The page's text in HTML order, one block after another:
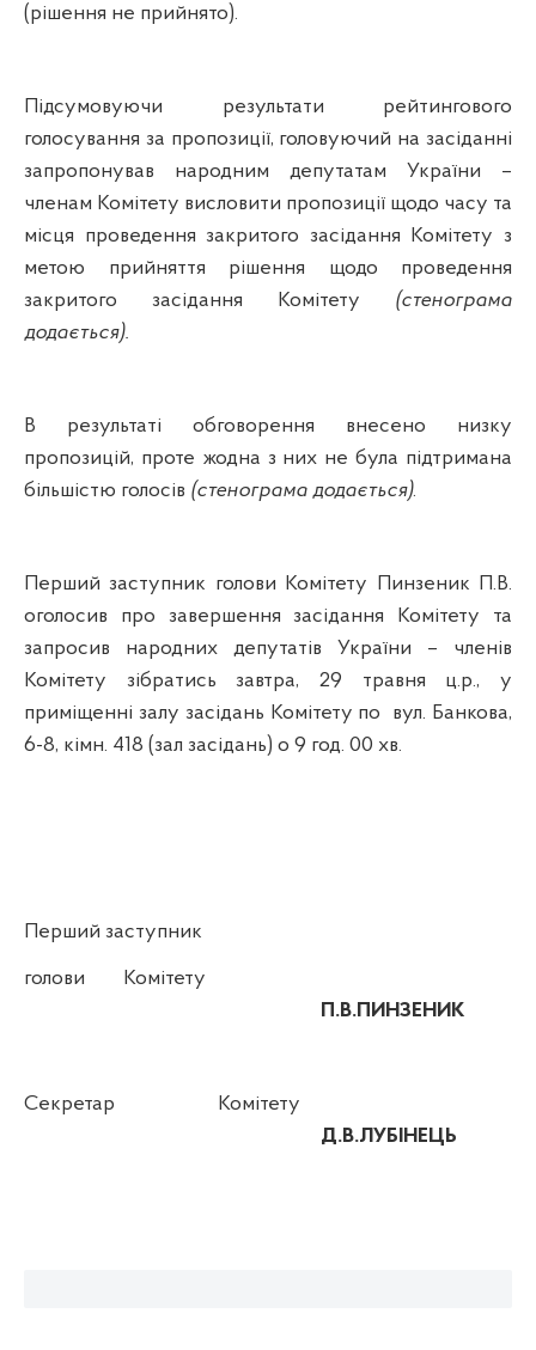
(рішення не прийнято).
Підсумовуючи результати рейтингового
голосування за пропозиції, головуючий на засіданні
запропонував народним депутатам України –
членам Комітету висловити пропозиції щодо часу та
місця проведення закритого засідання Комітету з
метою прийняття рішення щодо проведення
закритого засідання Комітету (стенограма
додається).
В результаті обговорення внесено низку
пропозицій, проте жодна з них не була підтримана
більшістю голосів (стенограма додається).
Перший заступник голови Комітету Пинзеник П.В.
оголосив про завершення засідання Комітету та
запросив народних депутатів України – членів
Комітету зібратись завтра, 29 травня ц.р., у
приміщенні залу засідань Комітету по
вул. Банкова,
6-8, кімн. 418 (зал засідань) о 9 год. 00 хв.
Перший заступник
голови Комітету
П.В.ПИНЗЕНИК
Секретар
Комітету
Д.В.ЛУБІНЕЦЬ